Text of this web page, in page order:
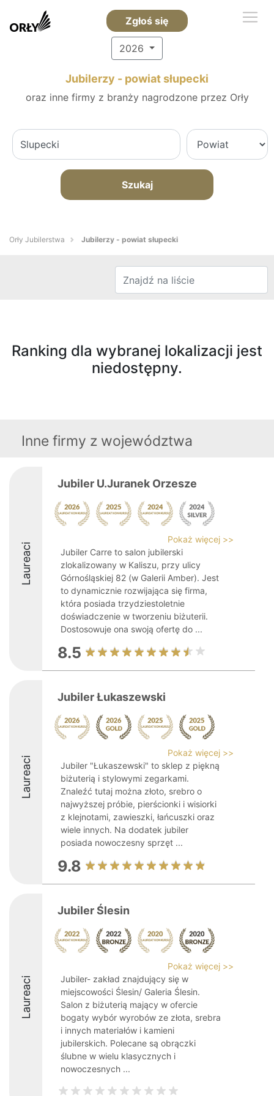
Zgłoś się
2026
Jubilerzy - powiat słupecki
oraz inne firmy z branży nagrodzone przez Orły
Szukaj
Orły Jubilerstwa Jubilerzy - powiat słupecki
Ranking dla wybranej lokalizacji jest
niedostępny.
Inne firmy z województwa
Laureaci
Jubiler U.Juranek Orzesze
Pokaż więcej >>
Jubiler Carre to salon jubilerski
zlokalizowany w Kaliszu, przy ulicy
Górnośląskiej 82 (w Galerii Amber). Jest
to dynamicznie rozwijająca się firma,
która posiada trzydziestoletnie
doświadczenie w tworzeniu biżuterii.
Dostosowuje ona swoją ofertę do ...
8.5
Laureaci
Jubiler Łukaszewski
Pokaż więcej >>
Jubiler "Łukaszewski" to sklep z piękną
biżuterią i stylowymi zegarkami.
Znaleźć tutaj można złoto, srebro o
najwyższej próbie, pierścionki i wisiorki
z klejnotami, zawieszki, łańcuszki oraz
wiele innych. Na dodatek jubiler
posiada nowoczesny sprzęt ...
9.8
Laureaci
Jubiler Ślesin
Pokaż więcej >>
Jubiler- zakład znajdujący się w
miejscowości Ślesin/ Galeria Ślesin.
Salon z biżuterią mający w ofercie
bogaty wybór wyrobów ze złota, srebra
i innych materiałów i kamieni
jubilerskich. Polecane są obrączki
ślubne w wielu klasycznych i
nowoczesnych ...